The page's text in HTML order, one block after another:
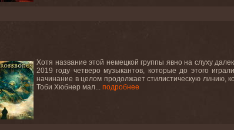
Хотя название этой немецкой группы явно на слуху
2019 году четверо музыкантов, которые до этого
начинание в целом продолжает стилистическую линию,
Тоби Хюбнер мал... подробнее